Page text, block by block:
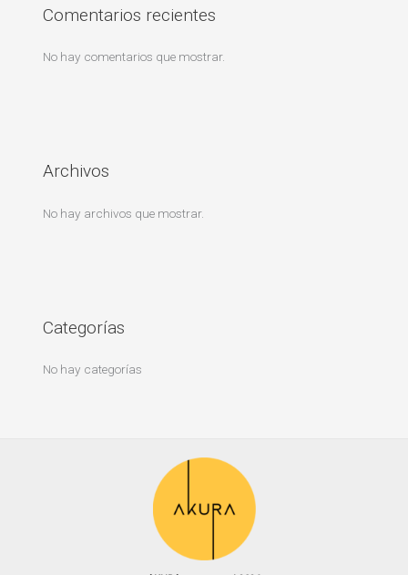
Comentarios recientes
No hay comentarios que mostrar.
Archivos
No hay archivos que mostrar.
Categorías
No hay categorías